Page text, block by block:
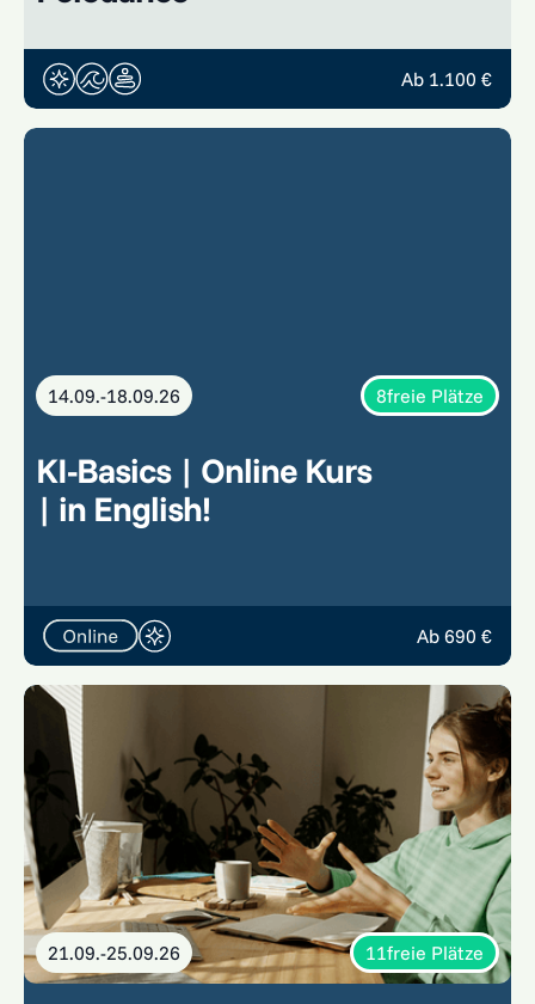
t
Ab 1.100 €
14.09.-18.09.26 8freie Plätze
KI-Basics | Online Kurs
| in English!
Ab 690 €
21.09.-25.09.26 11freie Plätze